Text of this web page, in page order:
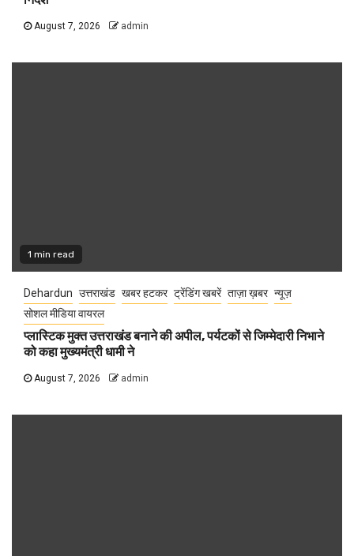
August 7, 2026 admin
1 min read
Dehardun उत्तराखंड खबर हटकर ट्रेंडिंग खबरें ताज़ा ख़बर न्यूज़
सोशल मीडिया वायरल
प्लास्टिक मुक्त उत्तराखंड बनाने की अपील, पर्यटकों से जिम्मेदारी निभाने
को कहा मुख्यमंत्री धामी ने
August 7, 2026 admin